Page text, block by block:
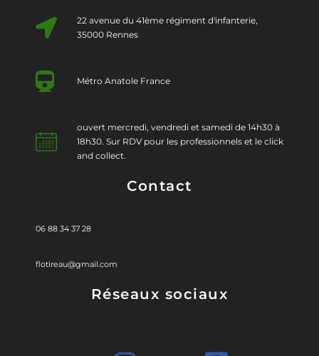
22 avenue du 41ème régiment d'infanterie,
35000 Rennes
Métro Anatole France
ouvert mercredi, vendredi et samedi de 14h30 à
18h30. Sur RDV pour les professionnels et le click
and collect.
Contact
06 88 34 37 28
flotireau@gmail.com
Réseaux sociaux